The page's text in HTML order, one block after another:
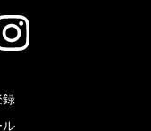
録
ル